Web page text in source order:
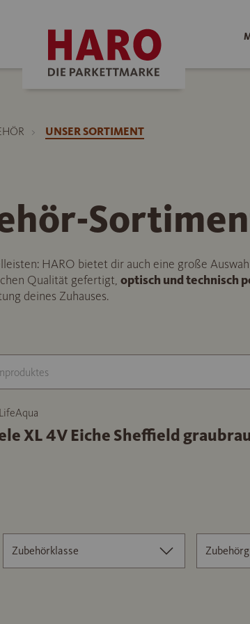
UNSER SORTIMENT
HARO bietet dir auch eine große
Qualität gefertigt, optisch und technisch
deines Zuhauses.
XL 4V Eiche Sheffield
Zubehörklasse